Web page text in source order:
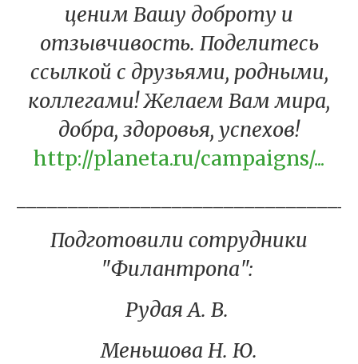
ценим Вашу доброту и
отзывчивость. Поделитесь
ссылкой с друзьями, родными,
коллегами! Желаем Вам мира,
добра, здоровья, успехов!
http://planeta.ru/campaigns/...
Подготовили сотрудники
"Филантропа":
Рудая А. В.
Меньшова Н. Ю.